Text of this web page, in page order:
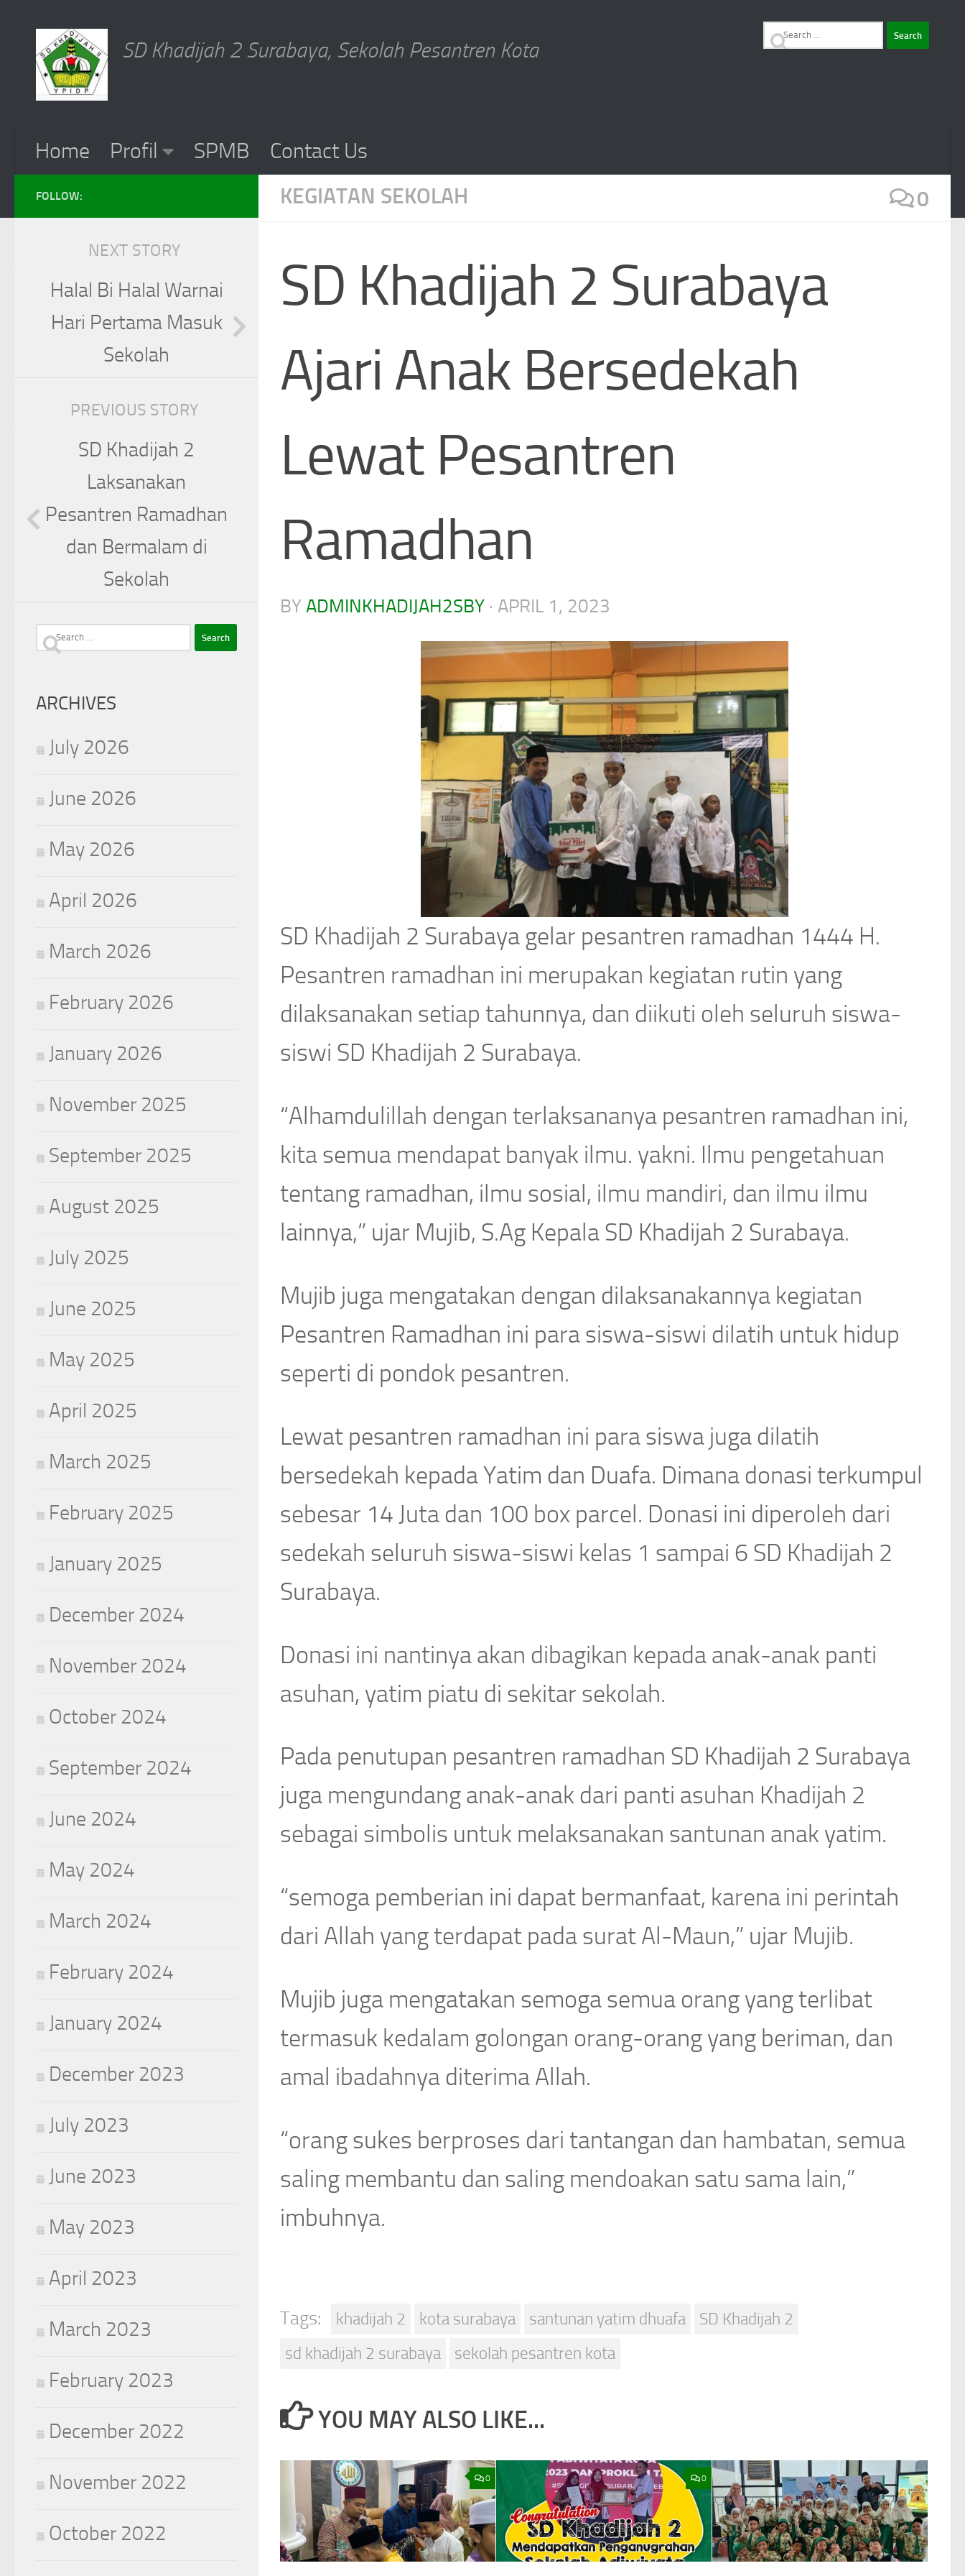
Skip to content
SD Khadijah 2 Surabaya, Sekolah Pesantren Kota
Search
Home Profil SPMB
Contact Us
KEGIATAN SEKOLAH
0
SD Khadijah 2 Surabaya
Ajari Anak Bersedekah
Lewat Pesantren
Ramadhan
BYADMINKHADIJAH2SBY · APRIL 1, 2023
SD Khadijah 2 Surabaya gelar pesantren ramadhan 1444 H.
Pesantren ramadhan ini merupakan kegiatan rutin yang
dilaksanakan setiap tahunnya, dan diikuti oleh seluruh siswa-
siswi SD Khadijah 2 Surabaya.
“Alhamdulillah dengan terlaksananya pesantren ramadhan ini,
kita semua mendapat banyak ilmu. yakni. Ilmu pengetahuan
tentang ramadhan, ilmu sosial, ilmu mandiri, dan ilmu ilmu
lainnya,” ujar Mujib, S.Ag Kepala SD Khadijah 2 Surabaya.
Mujib juga mengatakan dengan dilaksanakannya kegiatan
Pesantren Ramadhan ini para siswa-siswi dilatih untuk hidup
seperti di pondok pesantren.
Lewat pesantren ramadhan ini para siswa juga dilatih
bersedekah kepada Yatim dan Duafa. Dimana donasi terkumpul
sebesar 14 Juta dan 100 box parcel. Donasi ini diperoleh dari
sedekah seluruh siswa-siswi kelas 1 sampai 6 SD Khadijah 2
Surabaya.
Donasi ini nantinya akan dibagikan kepada anak-anak panti
asuhan, yatim piatu di sekitar sekolah.
Pada penutupan pesantren ramadhan SD Khadijah 2 Surabaya
juga mengundang anak-anak dari panti asuhan Khadijah 2
sebagai simbolis untuk melaksanakan santunan anak yatim.
“semoga pemberian ini dapat bermanfaat, karena ini perintah
dari Allah yang terdapat pada surat Al-Maun,” ujar Mujib.
Mujib juga mengatakan semoga semua orang yang terlibat
termasuk kedalam golongan orang-orang yang beriman, dan
amal ibadahnya diterima Allah.
“orang sukes berproses dari tantangan dan hambatan, semua
saling membantu dan saling mendoakan satu sama lain,”
imbuhnya.
Tags: khadijah 2 kota surabaya santunan yatim dhuafa
SD Khadijah 2
sd khadijah 2 surabaya
sekolah pesantren kota
YOU MAY ALSO LIKE...
0 0
FOLLOW:
NEXT STORY
Halal Bi Halal Warnai
Hari Pertama Masuk
Sekolah
PREVIOUS STORY
SD Khadijah 2
Laksanakan
Pesantren Ramadhan
dan Bermalam di
Sekolah
Search
ARCHIVES
July 2026
June 2026
May 2026
April 2026
March 2026
February 2026
January 2026
November 2025
September 2025
August 2025
July 2025
June 2025
May 2025
April 2025
March 2025
February 2025
January 2025
December 2024
November 2024
October 2024
September 2024
June 2024
May 2024
March 2024
February 2024
January 2024
December 2023
July 2023
June 2023
May 2023
April 2023
March 2023
February 2023
December 2022
November 2022
October 2022